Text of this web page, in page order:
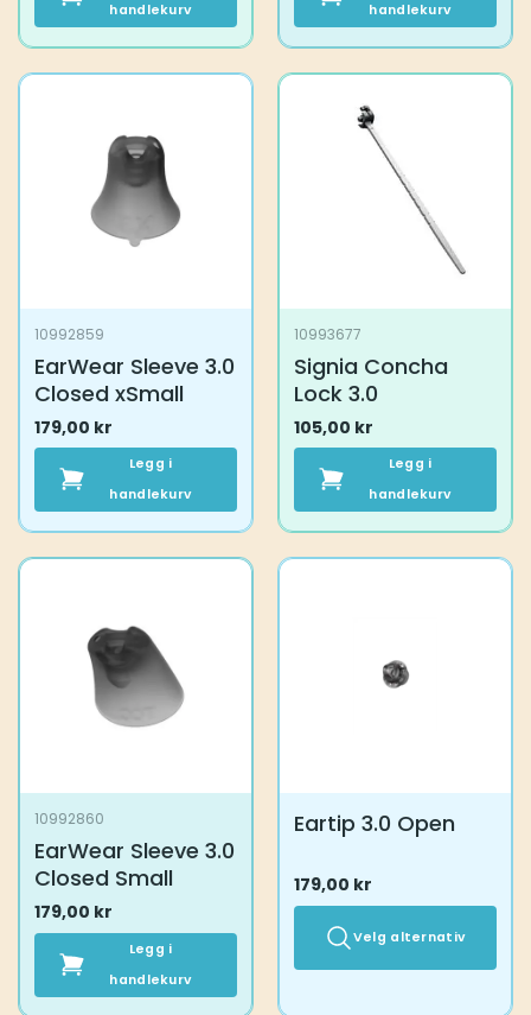
handlekurv
handlekurv
10992859
EarWear Sleeve 3.0
Closed xSmall
179,00 kr
Legg i
handlekurv
10993677
Signia Concha
Lock 3.0
105,00 kr
Legg i
handlekurv
10992860
EarWear Sleeve 3.0
Closed Small
179,00 kr
Legg i
handlekurv
Eartip 3.0 Open
179,00 kr
Velg alternativ